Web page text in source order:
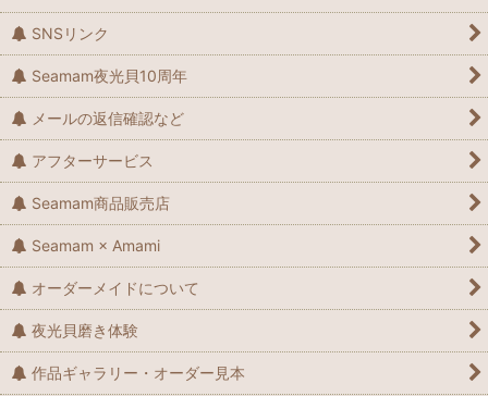
SNSリンク
Seamam夜光貝10周年
メールの返信確認など
アフターサービス
Seamam商品販売店
Seamam × Amami
オーダーメイドについて
夜光貝磨き体験
作品ギャラリー・オーダー見本